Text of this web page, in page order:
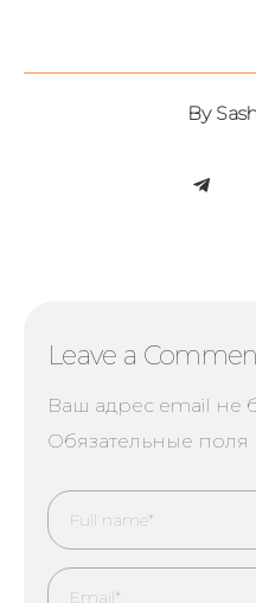
By
Leave a
Ваш адрес email не
Обязательные